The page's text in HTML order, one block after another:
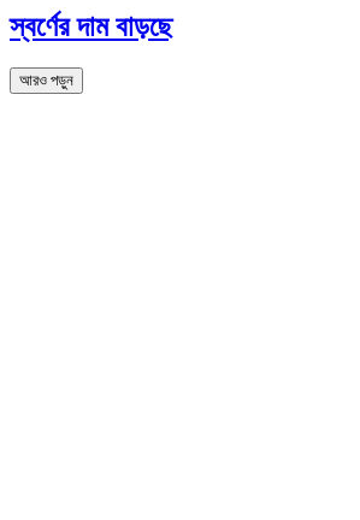
স্বর্ণের দাম বাড়ছে
আরও পড়ুন